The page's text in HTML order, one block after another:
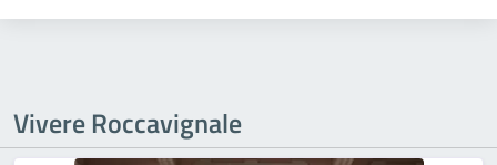
Vivere Roccavignale